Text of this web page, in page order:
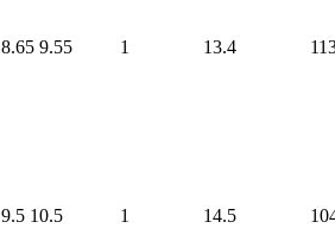
8.65 9.55 1 13.4
9.5 10.5 1 14.5